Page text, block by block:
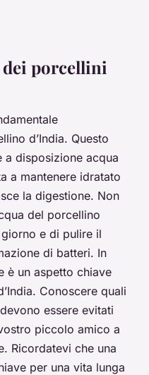
dei porcellini
d’India. Questo
a disposizione acqua
a mantenere idratato
la digestione. Non
del porcellino
e di pulire il
di batteri. In
è un aspetto chiave
Conoscere quali
essere evitati
piccolo amico a
Ricordatevi che una
per una vita lunga